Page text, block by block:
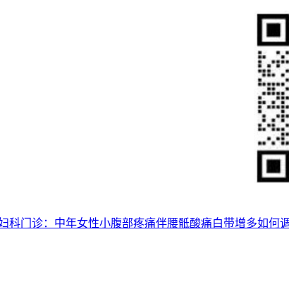
科门诊：中年女性小腹部疼痛伴腰骶酸痛白带增多如何调